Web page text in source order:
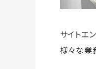
サイトエ
様々な業